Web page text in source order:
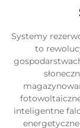
Systemy
to
inteligentne